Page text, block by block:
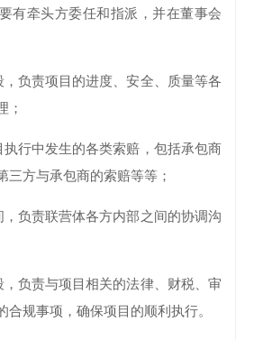
有牵头方委任和指派，并在董事会
负责项目的进度、安全、质量等各
；
行中发生的各类索赔，包括承包商
三方与承包商的索赔等等；
负责联营体各方内部之间的协调沟
负责与项目相关的法律、财税、审
合规事项，确保项目的顺利执行。